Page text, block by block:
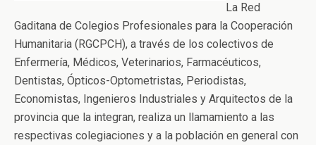
La Red
Gaditana de Colegios Profesionales para la Cooperación
Humanitaria (RGCPCH), a través de los colectivos de
Enfermería, Médicos, Veterinarios, Farmacéuticos,
Dentistas, Ópticos-Optometristas, Periodistas,
Economistas, Ingenieros Industriales y Arquitectos de la
provincia que la integran, realiza un llamamiento a las
respectivas colegiaciones y a la población en general con